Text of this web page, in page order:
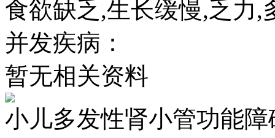
食欲缺乏,生长缓慢,乏力,
并发疾病：
暂无相关资料
小儿多发性肾小管功能